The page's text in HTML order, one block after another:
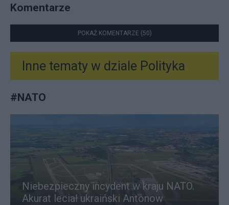
Komentarze
POKAŻ KOMENTARZE (50)
Inne tematy w dziale Polityka
#NATO
Niebezpieczny incydent w kraju NATO.
Akurat leciał ukraiński Antonow